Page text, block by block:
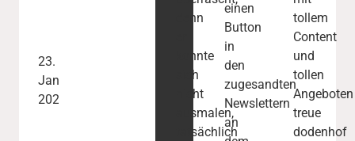
23.
Januar
2024
denn
konnte
sich
nicht
ausmalen,
tatsächlich
einen
Button
in
den
zugesandten
Newslettern
an
tollem
Content
und
tollen
Angeboten
treue
dodenhof